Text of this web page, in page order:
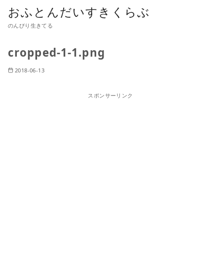
おふとんだいすきくらぶ
のんびり生きてる
cropped-1-1.png
2018-06-13
スポンサーリンク